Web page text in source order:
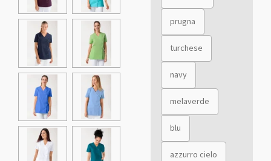
prugna
turchese
navy
melaverde
blu
azzurro cielo